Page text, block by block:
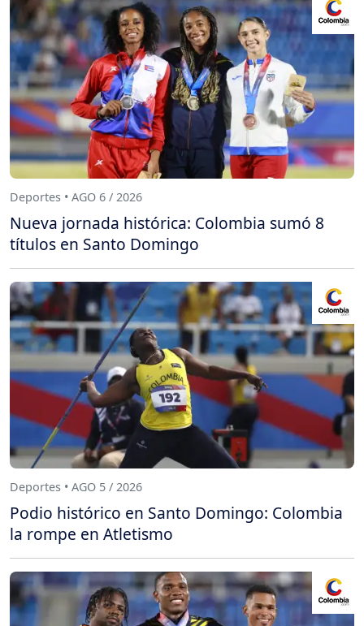
Deportes • AGO 6 / 2026
Nueva jornada histórica: Colombia sumó 8
títulos en Santo Domingo
Deportes • AGO 5 / 2026
Podio histórico en Santo Domingo: Colombia
la rompe en Atletismo